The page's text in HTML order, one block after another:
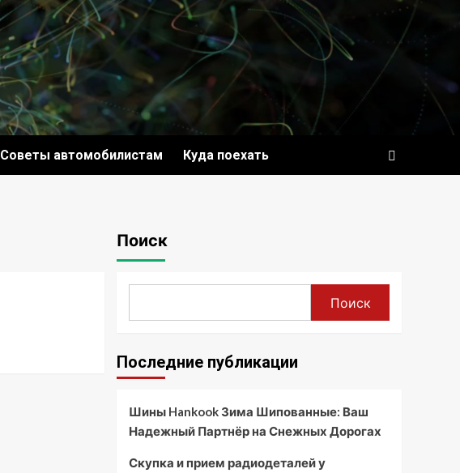
Советы автомобилистам Куда поехать
Поиск
Поиск
Последние публикации
Шины Hankook Зима Шипованные: Ваш
Надежный Партнёр на Снежных Дорогах
Скупка и прием радиодеталей у